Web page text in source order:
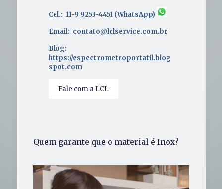
Cel.: 11-9 9253-4451 (WhatsApp)
Email: contato@lclservice.com.br
Blog:
https://espectrometroportatil.blog
spot.com
Fale com a LCL
Quem garante que o material é Inox?